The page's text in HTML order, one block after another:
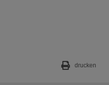
drucken